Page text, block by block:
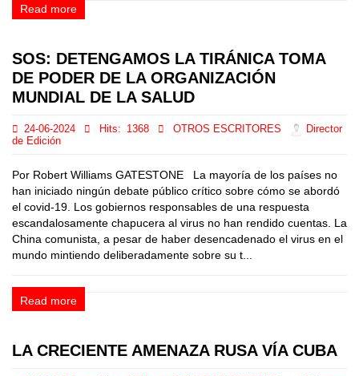
Read more
SOS: DETENGAMOS LA TIRÁNICA TOMA
DE PODER DE LA ORGANIZACIÓN
MUNDIAL DE LA SALUD
24-06-2024 Hits: 1368 OTROS ESCRITORES
Director
de Edición
Por Robert Williams GATESTONE La mayoría de los países no
han iniciado ningún debate público crítico sobre cómo se abordó
el covid-19. Los gobiernos responsables de una respuesta
escandalosamente chapucera al virus no han rendido cuentas. La
China comunista, a pesar de haber desencadenado el virus en el
mundo mintiendo deliberadamente sobre su t...
Read more
LA CRECIENTE AMENAZA RUSA VÍA CUBA